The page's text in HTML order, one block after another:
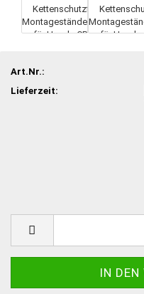
Art.Nr.:
Lieferzeit: